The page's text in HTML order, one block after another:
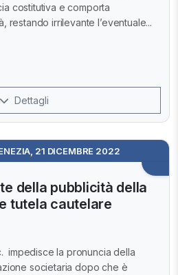
costitutiva e comporta
restando irrilevante l’eventuale...
Dettagli
21 DICEMBRE 2022
della pubblicità della
tutela cautelare
impedisce la pronuncia della
societaria dopo che è